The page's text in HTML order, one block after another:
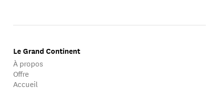
Le Grand Continent
À propos
Offre
Accueil